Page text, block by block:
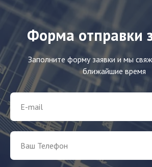
Форма отправки
Заполните форму заявки и мы
ближайшие время